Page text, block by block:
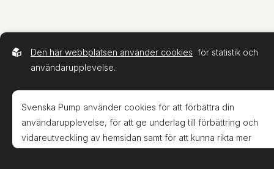
Den här webbplatsen använder cookies för statistik och
användarupplevelse.
Svenska Pump använder cookies för att förbättra din
användarupplevelse, för att ge underlag till förbättring och
vidareutveckling av hemsidan samt för att kunna rikta mer